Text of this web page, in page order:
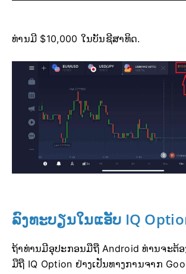
ທ່ານມີ $10,000 ໃນບັນຊີສາທິດ.
ລົງທະບຽນໃນແອັບ IQ
ຖ້າທ່ານມີອຸປະກອນມືຖື Android ທ່ານຈະຕ້
ມືຖື IQ Option ຢ່າງເປັນທາງການຈາກ